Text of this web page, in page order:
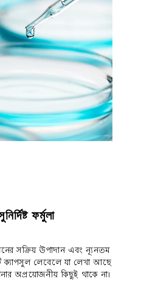
ফর্মুলা
সক্রিয় উপাদান এবং ন্যূনতম
ক্যাপসুল লেবেলে যা লেখা আছে
অপ্রয়োজনীয় কিছুই থাকে না।